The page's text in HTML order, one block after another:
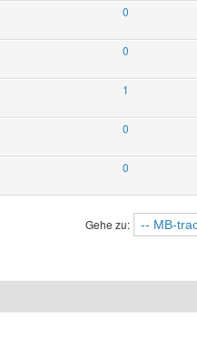
0
0
1
0
0
Gehe zu: